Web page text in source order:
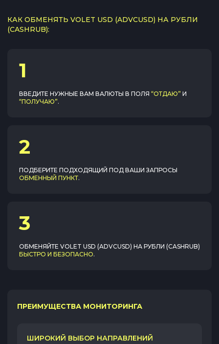
КАК ОБМЕНЯТЬ VOLET USD (ADVCUSD) НА РУБЛИ
(CASHRUB):
1
ВВЕДИТЕ НУЖНЫЕ ВАМ ВАЛЮТЫ В ПОЛЯ “ОТДАЮ” И
“ПОЛУЧАЮ”.
2
ПОДБЕРИТЕ ПОДХОДЯЩИЙ ПОД ВАШИ ЗАПРОСЫ
ОБМЕННЫЙ ПУНКТ.
3
ОБМЕНЯЙТЕ VOLET USD (ADVCUSD) НА РУБЛИ (CASHRUB)
БЫСТРО И БЕЗОПАСНО.
ПРЕИМУЩЕСТВА МОНИТОРИНГА
ШИРОКИЙ ВЫБОР НАПРАВЛЕНИЙ